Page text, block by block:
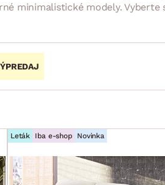
minimalistické modely. Vyberte
Leták Iba e-shop Novinka